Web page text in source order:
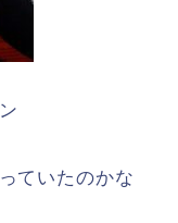
ていたのかな